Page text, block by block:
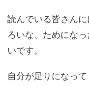
読んでいる皆さん
ろいな、ためにな
いです。
自分が足りになっ